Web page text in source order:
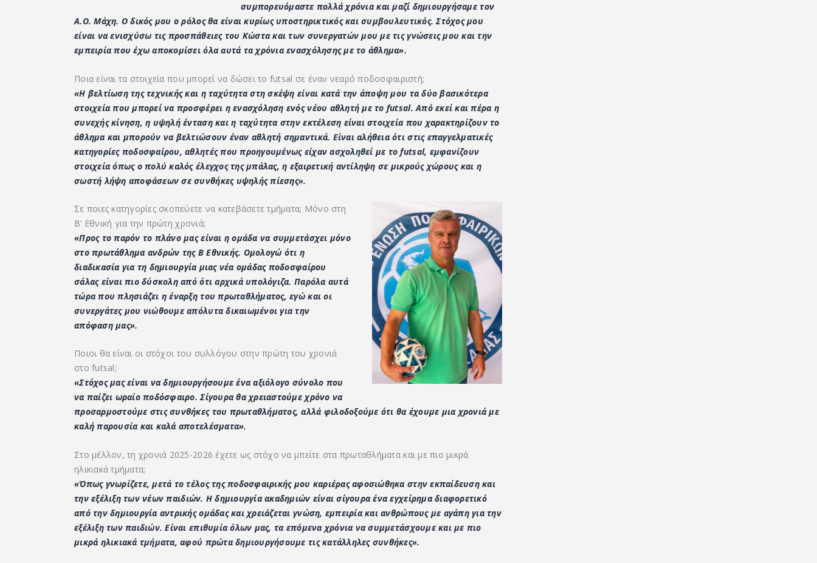
συμπορευόμαστε πολλά χρόνια και μαζί δημιουργήσαμε τον
Α.Ο. Μάχη. Ο δικός μου ο ρόλος θα είναι κυρίως υποστηρικτικός και συμβουλευτικός. Στόχος μου
είναι να ενισχύσω τις προσπάθειες του Κώστα και των συνεργατών μου με τις γνώσεις μου και την
εμπειρία που έχω αποκομίσει όλα αυτά τα χρόνια ενασχόλησης με το άθλημα».
Ποια είναι τα στοιχεία που μπορεί να δώσει το futsal σε έναν νεαρό ποδοσφαιριστή;
«Η βελτίωση της τεχνικής και η ταχύτητα στη σκέψη είναι κατά την άποψη μου τα δύο βασικότερα
στοιχεία που μπορεί να προσφέρει η ενασχόληση ενός νέου αθλητή με το futsal. Από εκεί και πέρα η
συνεχής κίνηση, η υψηλή ένταση και η ταχύτητα στην εκτέλεση είναι στοιχεία που χαρακτηρίζουν το
άθλημα και μπορούν να βελτιώσουν έναν αθλητή σημαντικά. Είναι αλήθεια ότι στις επαγγελματικές
κατηγορίες ποδοσφαίρου, αθλητές που προηγουμένως είχαν ασχοληθεί με τοfutsal, εμφανίζουν
στοιχεία όπως ο πολύ καλός έλεγχος της μπάλας, η εξαιρετική αντίληψη σε μικρούς χώρους και η
σωστή λήψη αποφάσεων σε συνθήκες υψηλής πίεσης».
Σε ποιες κατηγορίες σκοπεύετε να κατεβάσετε τμήματα; Μόνο στη
Β’ Εθνική για την πρώτη χρονιά;
«Προς το παρόν το πλάνο μας είναι η ομάδα να συμμετάσχει μόνο
στο πρωτάθλημα ανδρών της Β Εθνικής. Ομολογώ ότι η
διαδικασία για τη δημιουργία μιας νέα ομάδας ποδοσφαίρου
σάλας είναι πιο δύσκολη από ότι αρχικά υπολόγιζα. Παρόλα αυτά
τώρα που πλησιάζει η έναρξη του πρωταθλήματος, εγώ και οι
συνεργάτες μου νιώθουμε απόλυτα δικαιωμένοι για την
απόφαση μας».
Ποιοι θα είναι οι στόχοι του συλλόγου στην πρώτη του χρονιά
στο futsal;
«Στόχος μας είναι να δημιουργήσουμε ένα αξιόλογο σύνολο που
να παίζει ωραίο ποδόσφαιρο. Σίγουρα θα χρειαστούμε χρόνο να
προσαρμοστούμε στις συνθήκες του πρωταθλήματος, αλλά φιλοδοξούμε ότι θα έχουμε μια χρονιά με
καλή παρουσία και καλά αποτελέσματα».
Στο μέλλον, τη χρονιά 2025-2026 έχετε ως στόχο να μπείτε στα πρωταθλήματα και με πιο μικρά
ηλικιακά τμήματα;
«Όπως γνωρίζετε, μετά το τέλος της ποδοσφαιρικής μου καριέρας αφοσιώθηκα στην εκπαίδευση και
την εξέλιξη των νέων παιδιών. Η δημιουργία ακαδημιών είναι σίγουρα ένα εγχείρημα διαφορετικό
από την δημιουργία αντρικής ομάδας και χρειάζεται γνώση, εμπειρία και ανθρώπους με αγάπη για την
εξέλιξη των παιδιών. Είναι επιθυμία όλων μας, τα επόμενα χρόνια να συμμετάσχουμε και με πιο
μικρά ηλικιακά τμήματα, αφού πρώτα δημιουργήσουμε τις κατάλληλες συνθήκες».